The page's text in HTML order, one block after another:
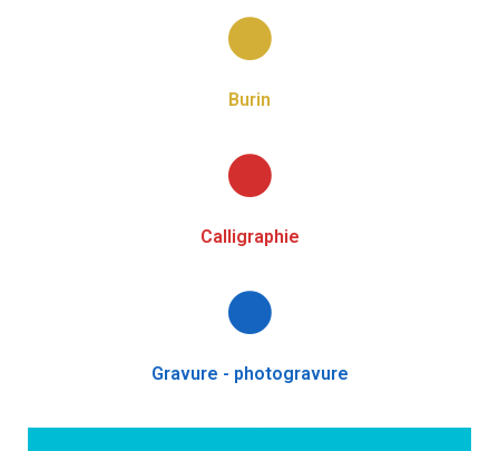
Burin
Calligraphie
Gravure - photogravure